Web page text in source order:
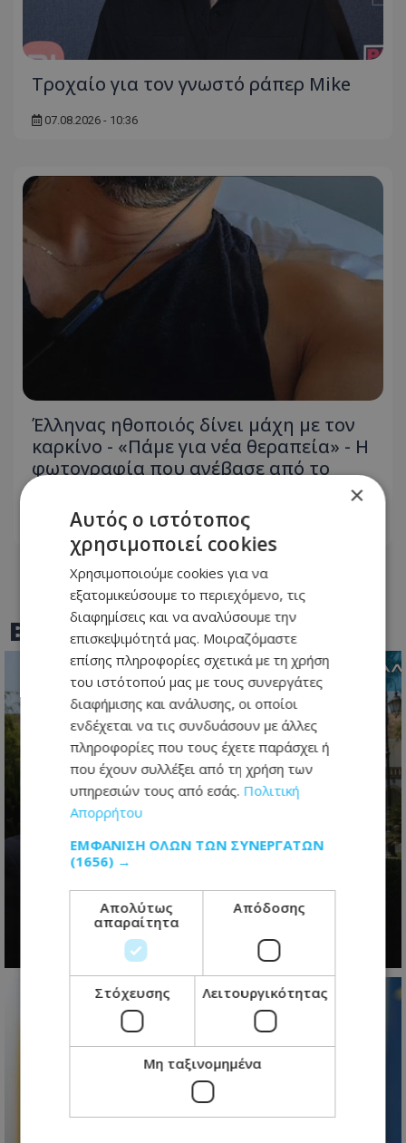
Τροχαίο για τον γνωστό ράπερ Mike
07.08.2026 - 10:36
Έλληνας ηθοποιός δίνει μάχη με τον
καρκίνο - «Πάμε για νέα θεραπεία» - Η
φωτογραφία που ανέβασε από το
06.08.2026 - 21:08
BEST OFTOTHEMAONLINE
Το restart Χριστοδουλίδη: Η
μεγάλη πολιτική μάχη του 2028
×
Αυτός ο ιστότοπος
χρησιμοποιεί cookies
Χρησιμοποιούμε cookies για να
εξατομικεύσουμε το περιεχόμενο, τις
διαφημίσεις και να αναλύσουμε την
επισκεψιμότητά μας. Μοιραζόμαστε
επίσης πληροφορίες σχετικά με τη χρήση
του ιστότοπού μας με τους συνεργάτες
διαφήμισης και ανάλυσης, οι οποίοι
ενδέχεται να τις συνδυάσουν με άλλες
πληροφορίες που τους έχετε παράσχει ή
που έχουν συλλέξει από τη χρήση των
υπηρεσιών τους από εσάς. Πολιτική
Απορρήτου
ΕΜΦΆΝΙΣΗ ΌΛΩΝ ΤΩΝ ΣΥΝΕΡΓΑΤΏΝ
(1656) →
Απολύτως
απαραίτητα
Απόδοσης
Στόχευσης Λειτουργικότητας
Μη ταξινομημένα